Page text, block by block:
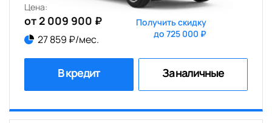
Цена:
от 2 009 900 ₽
27 859 ₽/мес.
Получить скидку
до 725 000 ₽
В кредит За наличные